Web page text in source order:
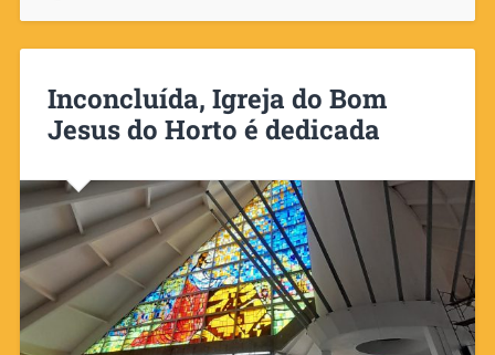
Inconcluída, Igreja do Bom
Jesus do Horto é dedicada